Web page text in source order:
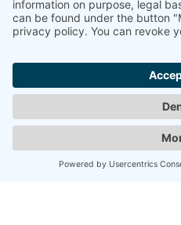
Mein Konto
Bestellungen